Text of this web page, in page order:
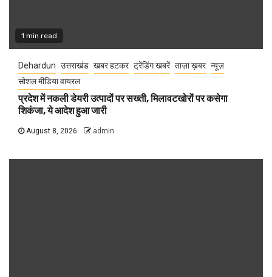
1 min read
Dehardun उत्तराखंड खबर हटकर ट्रेंडिंग खबरें ताज़ा ख़बर न्यूज़
सोशल मीडिया वायरल
प्रदेश में नकली डेयरी उत्पादों पर सख्ती, मिलावटखोरों पर कसेगा
शिकंजा, ये आदेश हुआ जारी
August 8, 2026 admin